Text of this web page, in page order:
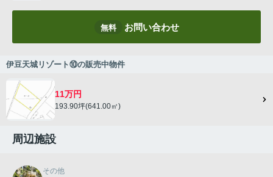
無料 お問い合わせ
伊豆天城リゾート⑩の販売中物件
11万円
193.90坪(641.00㎡)
周辺施設
その他